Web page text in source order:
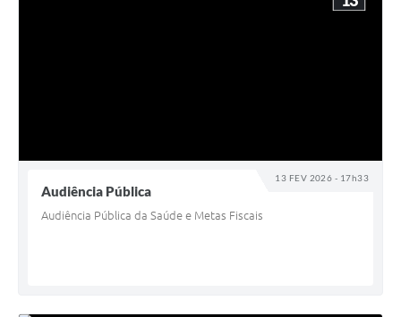
13 FEV 2026 - 17h33
Audiência Pública
Audiência Pública da Saúde e Metas Fiscais